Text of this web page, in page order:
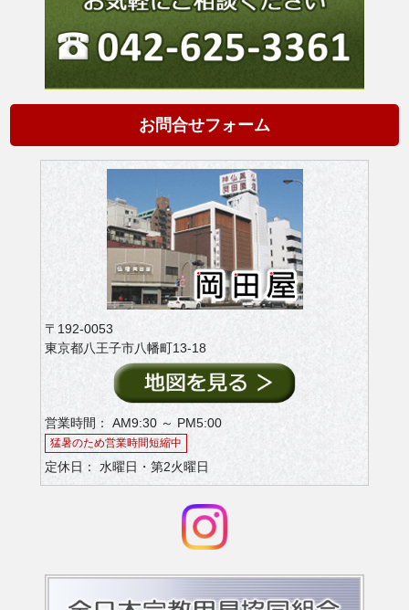
お問合せフォーム
〒192-0053
東京都八王子市八幡町13-18
営業時間： AM9:30 ～ PM5:00
猛暑のため営業時間短縮中
定休日： 水曜日・第2火曜日